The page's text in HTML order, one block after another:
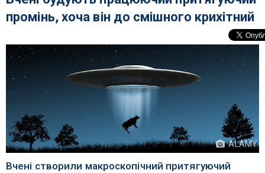
промінь, хоча він до смішного крихітний
ALAMY
Вчені створили макроскопічний притягуючий